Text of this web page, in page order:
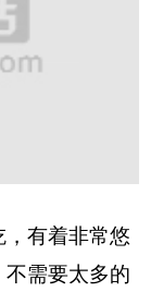
有着非常悠
需要太多的